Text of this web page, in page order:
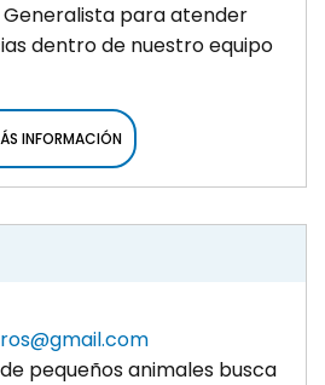
para atender
dentro de nuestro equipo
INFORMACIÓN
pequeños animales busca